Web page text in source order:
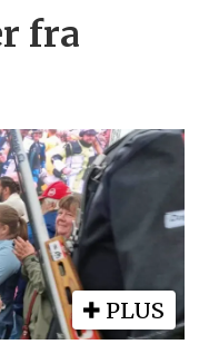
fra
PLUS